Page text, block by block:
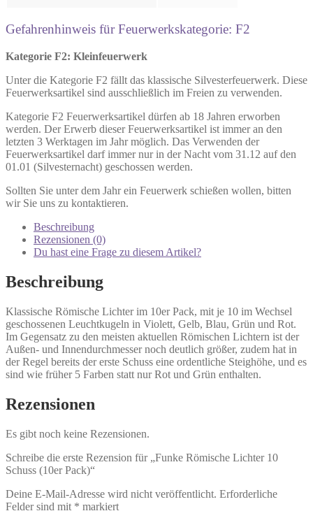
Gefahrenhinweis für Feuerwerkskategorie: F2
Kategorie F2: Kleinfeuerwerk
Unter die Kategorie F2 fällt das klassische Silvesterfeuerwerk. Diese
Feuerwerksartikel sind ausschließlich im Freien zu verwenden.
Kategorie F2 Feuerwerksartikel dürfen ab 18 Jahren erworben
werden. Der Erwerb dieser Feuerwerksartikel ist immer an den
letzten 3 Werktagen im Jahr möglich. Das Verwenden der
Feuerwerksartikel darf immer nur in der Nacht vom 31.12 auf den
01.01 (Silvesternacht) geschossen werden.
Sollten Sie unter dem Jahr ein Feuerwerk schießen wollen, bitten
wir Sie uns zu kontaktieren.
Beschreibung
Rezensionen (0)
Du hast eine Frage zu diesem Artikel?
Beschreibung
Klassische Römische Lichter im 10er Pack, mit je 10 im Wechsel
geschossenen Leuchtkugeln in Violett, Gelb, Blau, Grün und Rot.
Im Gegensatz zu den meisten aktuellen Römischen Lichtern ist der
Außen- und Innendurchmesser noch deutlich größer, zudem hat in
der Regel bereits der erste Schuss eine ordentliche Steighöhe, und es
sind wie früher 5 Farben statt nur Rot und Grün enthalten.
Rezensionen
Es gibt noch keine Rezensionen.
Schreibe die erste Rezension für „Funke Römische Lichter 10
Schuss (10er Pack)“
Deine E-Mail-Adresse wird nicht veröffentlicht. Erforderliche
Felder sind mit * markiert